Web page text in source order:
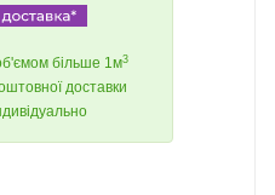
більше 1м3
доставки